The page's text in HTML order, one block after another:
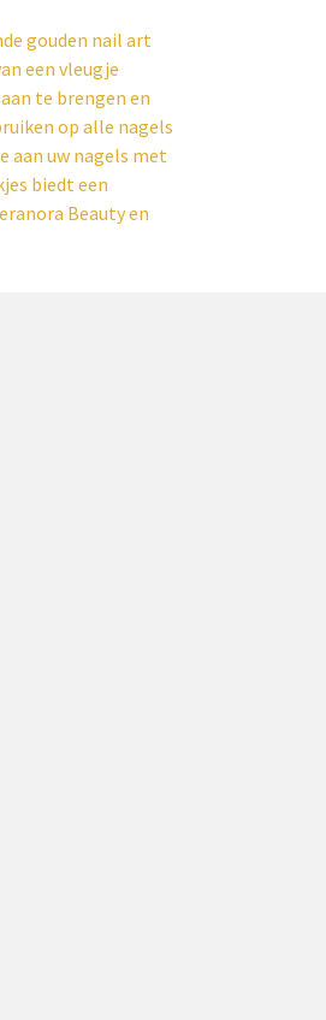
gouden nail art
een vleugje
te brengen en
op alle nagels
aan uw nagels met
biedt een
Beauty en